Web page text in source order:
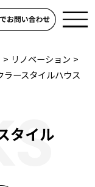
> リノベーション >
ラースタイルハウス
タイル